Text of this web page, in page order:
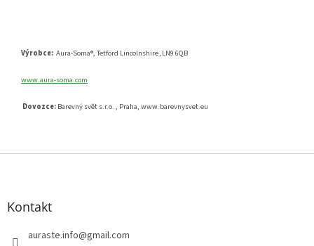
Výrobce: Aura-Soma®, Tetford Lincolnshire ,LN9 6QB
www.aura-soma.com
Dovozce: Barevný svět s.r.o. , Praha, www.barevnysvet.eu
Z
Kontakt
auraste.info@gmail.com